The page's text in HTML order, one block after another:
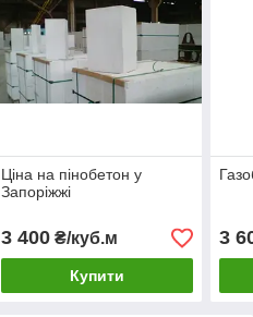
Ціна на пінобетон у
Запоріжжі
3 400₴/куб.м
Купити
3